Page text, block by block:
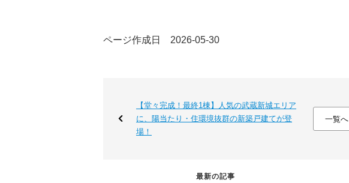
ページ作成日 2026-05-30
【堂々完成！最終1棟】人気の武蔵新城エリア
に、陽当たり・住環境抜群の新築戸建てが登
場！
一覧へ
最新の記事